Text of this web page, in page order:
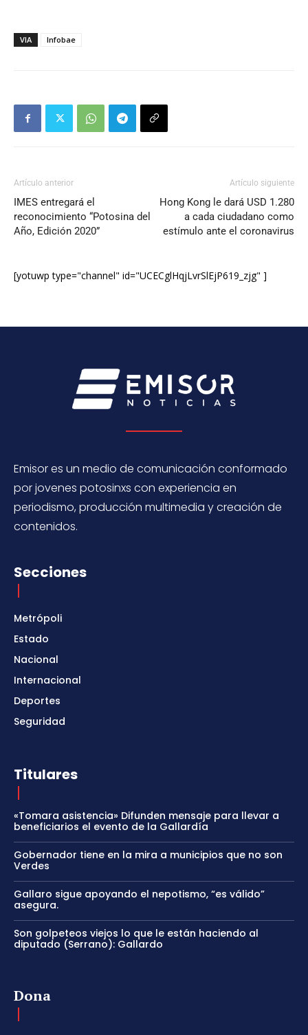
VIA Infobae
Artículo anterior
IMES entregará el
reconocimiento “Potosina del
Año, Edición 2020”
Artículo siguiente
Hong Kong le dará USD 1.280
a cada ciudadano como
estímulo ante el coronavirus
[yotuwp type="channel" id="UCECglHqjLvrSlEjP619_zjg" ]
Emisor es un medio de comunicación conformado
por jovenes potosinxs con experiencia en
periodismo, producción multimedia y creación de
contenidos.
Secciones
Metrópoli
Estado
Nacional
Internacional
Deportes
Seguridad
Titulares
«Tomara asistencia» Difunden mensaje para llevar a
beneficiarios el evento de la Gallardía
Gobernador tiene en la mira a municipios que no son
Verdes
Gallaro sigue apoyando el nepotismo, “es válido”
asegura.
Son golpeteos viejos lo que le están haciendo al
diputado (Serrano): Gallardo
Dona